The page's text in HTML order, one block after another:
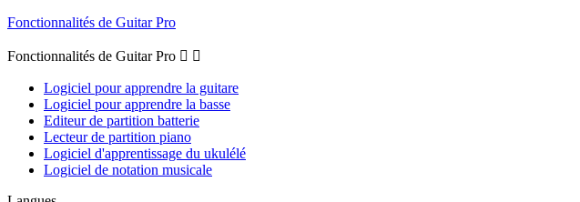
Fonctionnalités de Guitar Pro
Fonctionnalités de Guitar Pro  
Logiciel pour apprendre la guitare
Logiciel pour apprendre la basse
Editeur de partition batterie
Lecteur de partition piano
Logiciel d'apprentissage du ukulélé
Logiciel de notation musicale